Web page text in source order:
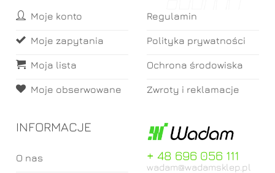
Moje konto
Moje zapytania
Moja lista
Moje obserwowane
Regulamin
Polityka prywatności
Ochrona środowiska
Zwroty i reklamacje
INFORMACJE
O nas + 48 696 056 111
wadam@wadamsklep.pl